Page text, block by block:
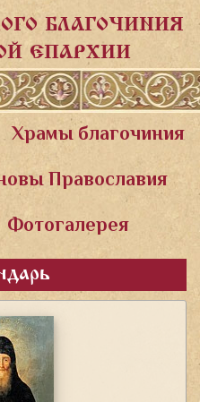
БЛАГОЧИНИЯ
ЕПАРХИИ
Храмы благочиния
Православия
Фотогалерея